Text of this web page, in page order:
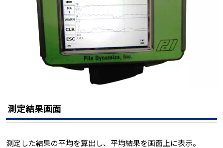
測定結果画面
測定した結果の平均を算出し、平均結果を画面上に表示。